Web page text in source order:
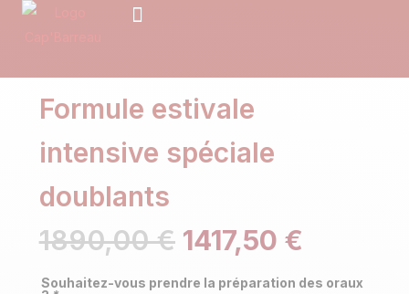
Formule estivale
intensive spéciale
doublants
1890,00€ 1417,50 €
Souhaitez-vous prendre la préparation des oraux